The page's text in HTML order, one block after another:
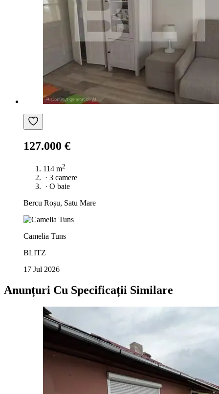
127.000 €
114 m2
· 3 camere
· O baie
Bercu Roșu, Satu Mare
Camelia Tuns
BLITZ
17 Jul 2026
Anunțuri Cu Specificații Similare